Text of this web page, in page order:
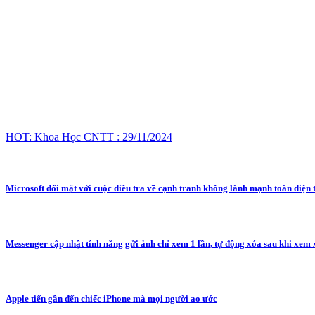
HOT: Khoa Học CNTT : 29/11/2024
Microsoft đối mặt với cuộc điều tra về cạnh tranh không lành mạnh toàn diện
Messenger cập nhật tính năng gửi ảnh chỉ xem 1 lần, tự động xóa sau khi xem
Apple tiến gần đến chiếc iPhone mà mọi người ao ước